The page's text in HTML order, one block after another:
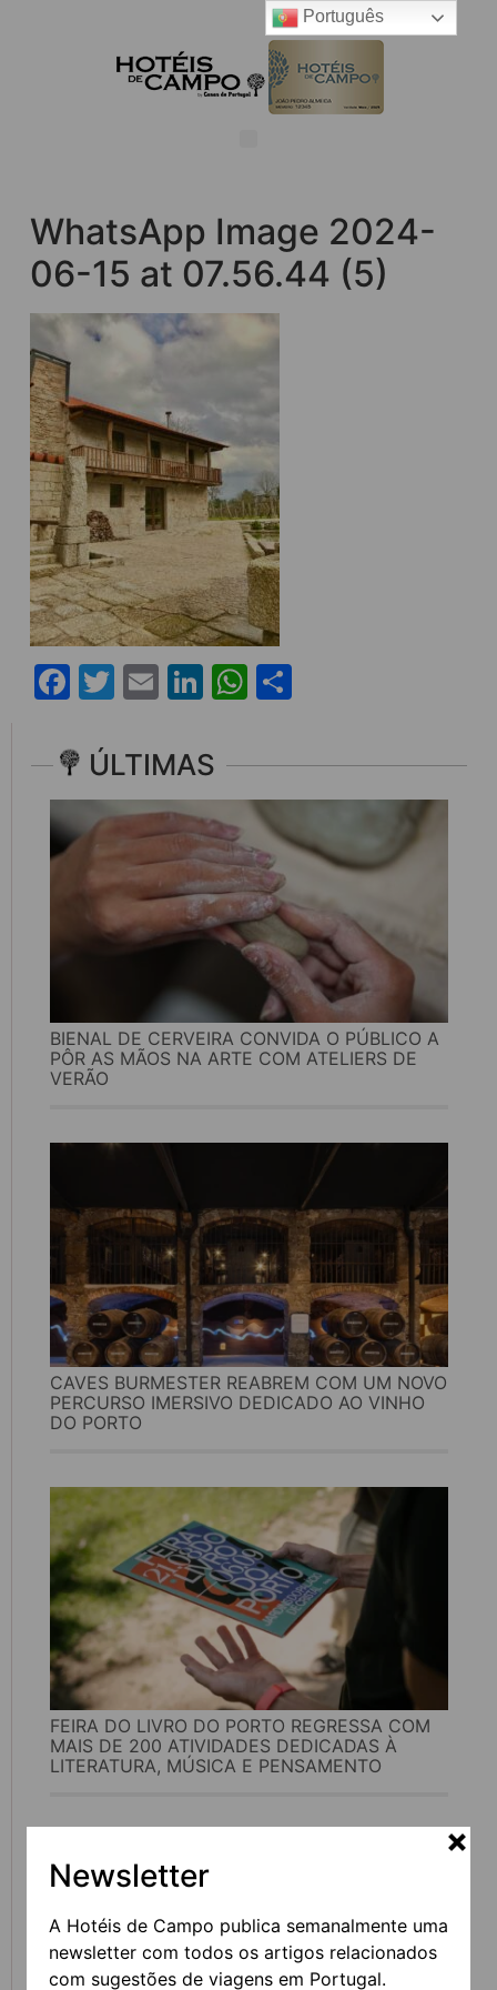
Newsletter
A Hotéis de Campo publica semanalmente uma
newsletter com todos os artigos relacionados
com sugestões de viagens em Portugal.
WhatsApp Image 2024-
06-15 at 07.56.44 (5)
Facebook
Twitter
EmailLinkedIn
WhatsApp
ÚLTIMAS
BIENAL DE CERVEIRA CONVIDA O PÚBLICO A
PÔR AS MÃOS NA ARTE COM ATELIERS DE
VERÃO
CAVES BURMESTER REABREM COM UM NOVO
PERCURSO IMERSIVO DEDICADO AO VINHO
DO PORTO
FEIRA DO LIVRO DO PORTO REGRESSA COM
MAIS DE 200 ATIVIDADES DEDICADAS À
LITERATURA, MÚSICA E PENSAMENTO
Português